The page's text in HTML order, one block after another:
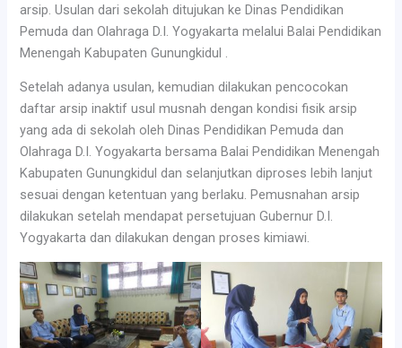
arsip. Usulan dari sekolah ditujukan ke Dinas Pendidikan
Pemuda dan Olahraga D.I. Yogyakarta melalui Balai Pendidikan
Menengah Kabupaten Gunungkidul .
Setelah adanya usulan, kemudian dilakukan pencocokan
daftar arsip inaktif usul musnah dengan kondisi fisik arsip
yang ada di sekolah oleh Dinas Pendidikan Pemuda dan
Olahraga D.I. Yogyakarta bersama Balai Pendidikan Menengah
Kabupaten Gunungkidul dan selanjutkan diproses lebih lanjut
sesuai dengan ketentuan yang berlaku. Pemusnahan arsip
dilakukan setelah mendapat persetujuan Gubernur D.I.
Yogyakarta dan dilakukan dengan proses kimiawi.